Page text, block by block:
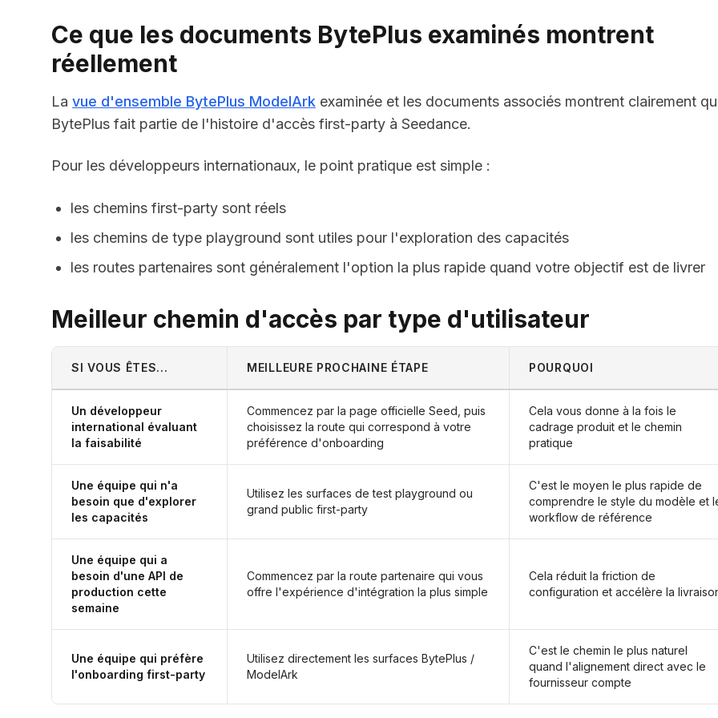
Ce que les documents BytePlus examinés montrent
réellement
La vue d'ensemble BytePlus ModelArk examinée et les documents associés montrent clairement
BytePlus fait partie de l'histoire d'accès first-party à Seedance.
Pour les développeurs internationaux, le point pratique est simple :
les chemins first-party sont réels
les chemins de type playground sont utiles pour l'exploration des capacités
les routes partenaires sont généralement l'option la plus rapide quand votre objectif est de livrer
Meilleur chemin d'accès par type d'utilisateur
SI VOUS ÊTES... MEILLEURE PROCHAINE ÉTAPE POURQUOI
Un développeur
international évaluant
la faisabilité
Commencez par la page officielle Seed, puis
choisissez la route qui correspond à votre
préférence d'onboarding
Cela vous donne à la fois le
cadrage produit et le chemin
pratique
Une équipe qui n'a
besoin que d'explorer
les capacités
Utilisez les surfaces de test playground ou
grand public first-party
C'est le moyen le plus rapide de
comprendre le style du modèle et
workflow de référence
Une équipe qui a
besoin d'une API de
production cette
semaine
Commencez par la route partenaire qui vous
offre l'expérience d'intégration la plus simple
Cela réduit la friction de
configuration et accélère la
Une équipe qui préfère
l'onboarding first-party
Utilisez directement les surfaces BytePlus /
ModelArk
C'est le chemin le plus naturel
quand l'alignement direct avec le
fournisseur compte